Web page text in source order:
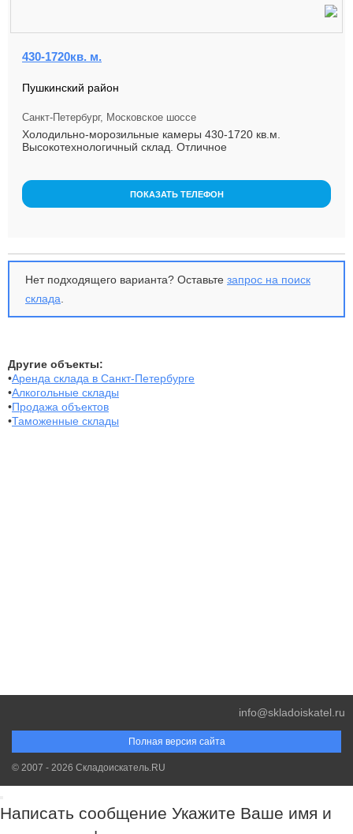
430-1720кв. м.
Пушкинский район
Санкт-Петербург, Московское шоссе
Холодильно-морозильные камеры 430-1720 кв.м.
Высокотехнологичный склад. Отличное
ПОКАЗАТЬ ТЕЛЕФОН
Нет подходящего варианта? Оставьте запрос на поиск
склада
Другие объекты:
•Аренда склада в Санкт-Петербурге
•Алкогольные склады
•Продажа объектов
•Таможенные склады
Полная версия сайта
info@skladoiskatel.ru
© 2007 - 2026 Складоискатель.RU
Написать сообщение Укажите Ваше имя и